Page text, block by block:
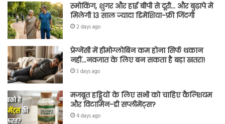
स्मोकिंग, शुगर और हाई बीपी से दूरी… और बुढ़ापे में
मिलेगी 13 साल ज्यादा डिमेंशिया-फ्री जिंदगी
2 days ago
प्रेग्नेंसी में हीमोग्लोबिन कम होना सिर्फ थकान
नहीं…नवजात के लिए बन सकता है बड़ा खतरा!
3 days ago
मजबूत हड्डियों के लिए सभी को चाहिए कैल्शियम
और विटामिन-डी सप्लीमेंट्स?
4 days ago